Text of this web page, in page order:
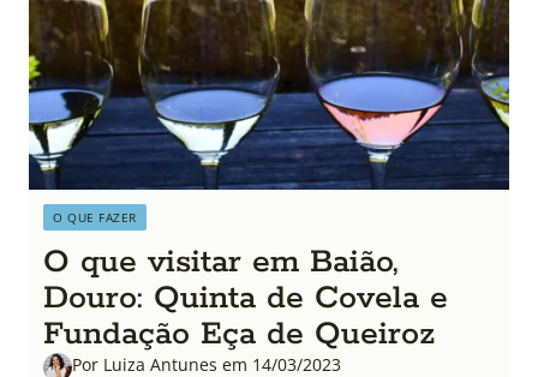
O QUE FAZER
O que visitar em Baião,
Douro: Quinta de Covela e
Fundação Eça de Queiroz
Por Luiza Antunes em 14/03/2023